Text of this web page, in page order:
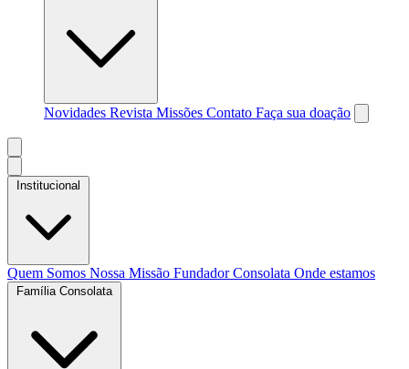
Novidades Revista Missões Contato Faça sua doação
Institucional
Quem Somos Nossa Missão FundadorConsolata Onde estamos
Família Consolata